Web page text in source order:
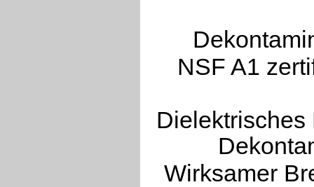
NSF A1
Dielektrisches
Wirksamer